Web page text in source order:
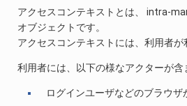
アクセスコンテキストとは、 intra-
オブジェクトです。
アクセスコンテキストには、利用者
利用者には、以下の様なアクターが含
ログインユーザなどのブラウ